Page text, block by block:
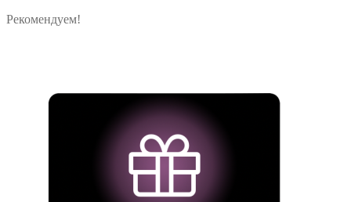
Рекомендуем!